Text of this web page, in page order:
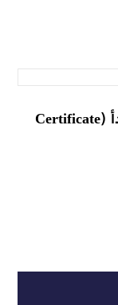
راهنمای گام‌به‌گام دریافت گواهی مبدأ (Certificate